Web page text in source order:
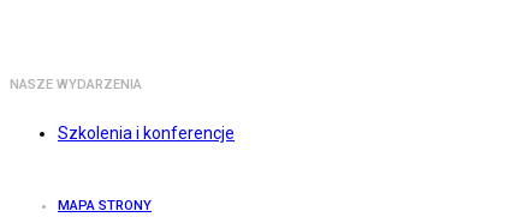
NASZE WYDARZENIA
Szkolenia i konferencje
MAPA STRONY